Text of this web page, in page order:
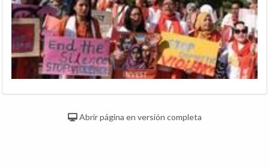
Abrir página en versión completa